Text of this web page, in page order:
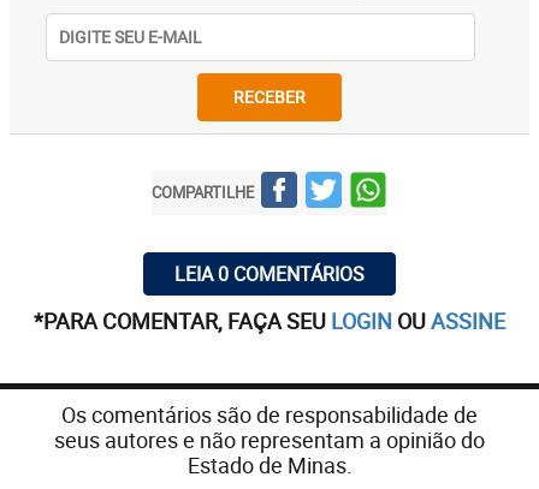
RECEBER
COMPARTILHE
LEIA 0 COMENTÁRIOS
*PARA COMENTAR, FAÇA SEU LOGIN OUASSINE
Os comentários são de responsabilidade de
seus autores e não representam a opinião do
Estado de Minas.